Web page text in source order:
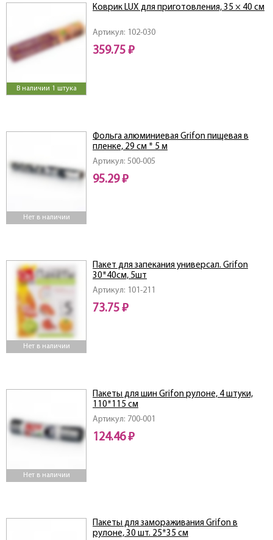
В наличии 1 штука
Артикул: 102-030
Коврик LUX для приготовления, 35 × 40 см
359.75 ₽
Нет в наличии
Артикул: 500-005
Фольга алюминиевая Grifon пищевая в
пленке, 29 см * 5 м
95.29 ₽
Нет в наличии
Артикул: 101-211
Пакет для запекания универсал. Grifon
30*40см, 5шт
73.75 ₽
Нет в наличии
Артикул: 700-001
Пакеты для шин Grifon рулоне, 4 штуки,
110*115 см
124.46 ₽
Пакеты для замораживания Grifon в
рулоне, 30 шт. 25*35 см